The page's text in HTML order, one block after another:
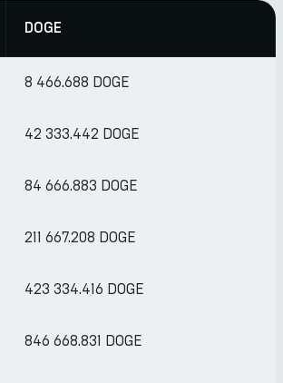
DOGE
8 466.688 DOGE
42 333.442 DOGE
84 666.883 DOGE
211 667.208 DOGE
423 334.416 DOGE
846 668.831 DOGE